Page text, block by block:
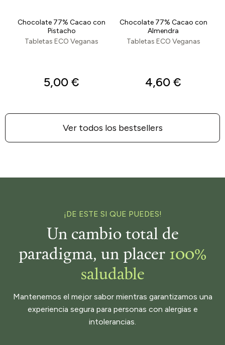
Chocolate 77% Cacao con
Pistacho
Tabletas ECO Veganas
5,00€
Chocolate 77% Cacao con
Almendra
Tabletas ECO Veganas
4,60€
Ver todos los bestsellers
¡DE ESTE SI QUE PUEDES!
Un cambio total de
paradigma, un placer 100%
saludable
Mantenemos el mejor sabor mientras garantizamos una
experiencia segura para personas con alergias e
intolerancias.